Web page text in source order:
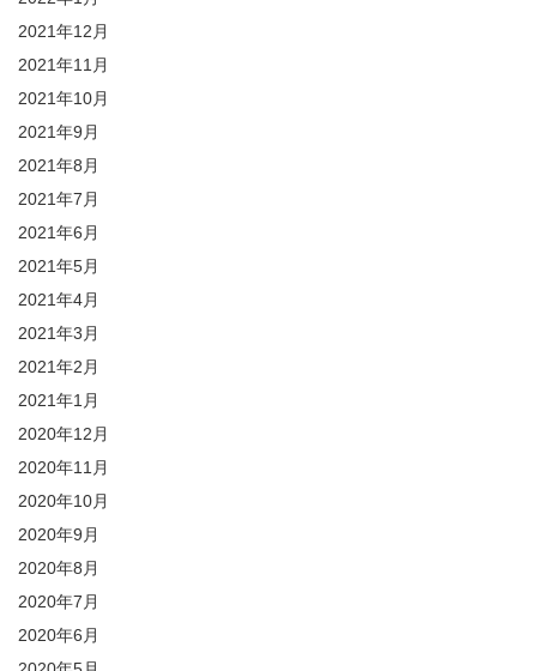
2021年12月
2021年11月
2021年10月
2021年9月
2021年8月
2021年7月
2021年6月
2021年5月
2021年4月
2021年3月
2021年2月
2021年1月
2020年12月
2020年11月
2020年10月
2020年9月
2020年8月
2020年7月
2020年6月